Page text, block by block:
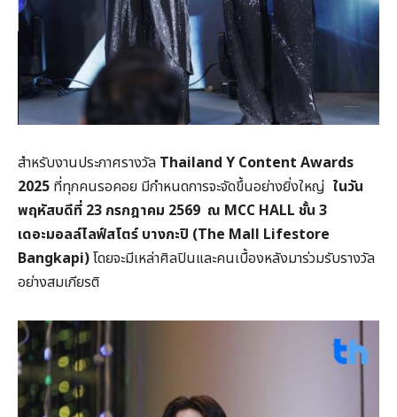
สำหรับงานประกาศรางวัล Thailand Y Content Awards
2025 ที่ทุกคนรอคอย มีกำหนดการจะจัดขึ้นอย่างยิ่งใหญ่ ในวัน
พฤหัสบดีที่ 23 กรกฎาคม 2569 ณ MCC HALL ชั้น 3
เดอะมอลล์ไลฟ์สโตร์ บางกะปิ (The Mall Lifestore
Bangkapi)โดยจะมีเหล่าศิลปินและคนเบื้องหลังมาร่วมรับรางวัล
อย่างสมเกียรติ